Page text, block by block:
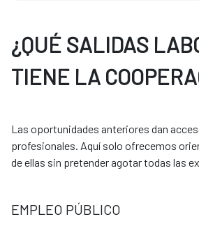
En la AECID disponemos de dos tipos
Prácticas curriculares:
AECID. El proceso se gestiona
tu universidad.
Puedes acceder mediante
¿QUÉ SALIDAS
TIENE LA
Las oportunidades anteriores dan
profesionales. Aquí solo ofrecemos
de ellas sin pretender agotar todas las
EMPLEO PÚBLICO